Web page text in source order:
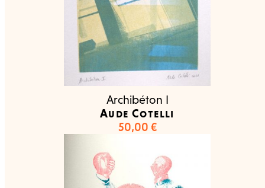
Archibéton I
Aude Cotelli
50,00 €